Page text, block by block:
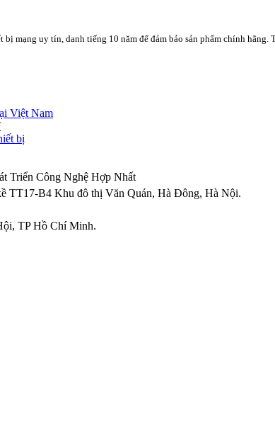
bị mạng uy tín, danh tiếng 10 năm để đảm bảo sản phẩm chính hãng.
Việt Nam
bị
Triển Công Nghệ Hợp Nhất
TT17-B4 Khu đô thị Văn Quán, Hà Đông, Hà Nội.
TP Hồ Chí Minh.